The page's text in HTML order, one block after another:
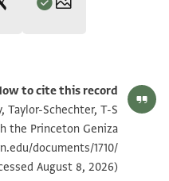
Jewish History and Literature
Publishing House, 1931), vol. 1.
. . . . . . . . . . . . . . . .
. . . . . [אמר לפנינו היו
T-S 16.145 1v
بيان أذونات الصورة
to cite this record:
Taylor-Schechter, T-S
the Princeton Geniza
documents/1710/
August 8, 2026).